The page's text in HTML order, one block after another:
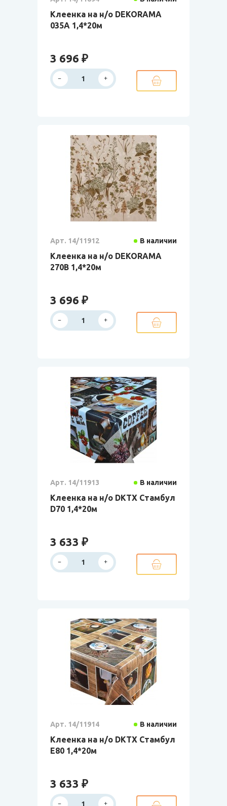
Клеенка на н/о DEKORAMA
035A 1,4*20м
3 696 ₽
Арт. 14/11912 В наличии
Клеенка на н/о DEKORAMA
270B 1,4*20м
3 696 ₽
Арт. 14/11913 В наличии
Клеенка на н/о DKTX Стамбул
D70 1,4*20м
3 633 ₽
Арт. 14/11914 В наличии
Клеенка на н/о DKTX Стамбул
E80 1,4*20м
3 633 ₽